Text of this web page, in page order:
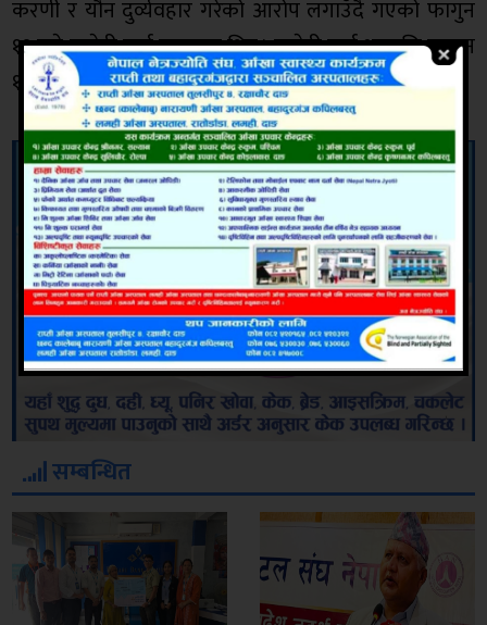
करणी र यौन दुर्व्यवहार गरेको आरोप लगाउँदै गएको फागुन
११ गते जाहेरी दर्ता गराएका थिए । जाहेरी दर्ता भएपछि फागुन
१५ गते शाह प्रहरीको सम्पर्कमा आएका थिए ।
सम्बन्धित